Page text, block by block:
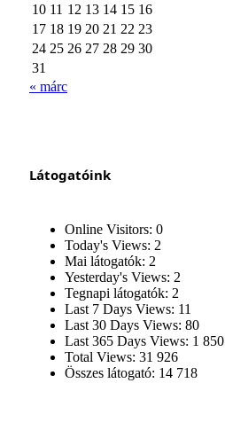
10 11 12 13 14 15 16
17 18 19 20 21 22 23
24 25 26 27 28 29 30
31
« márc
Látogatóink
Online Visitors: 0
Today's Views: 2
Mai látogatók: 2
Yesterday's Views: 2
Tegnapi látogatók: 2
Last 7 Days Views: 11
Last 30 Days Views: 80
Last 365 Days Views: 1 850
Total Views: 31 926
Összes látogató: 14 718